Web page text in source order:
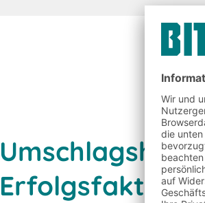
Erfolgsfaktoren